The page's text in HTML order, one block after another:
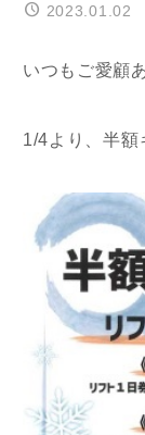
2023.01.02
いつもご愛顧
1/4より、半額